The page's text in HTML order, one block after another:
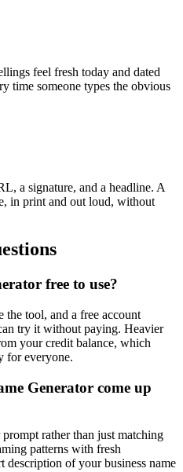
feel fresh today and dated
time someone types the obvious
a signature, and a headline. A
in print and out loud, without
free to use?
the tool, and a free account
try it without paying. Heavier
your credit balance, which
for everyone.
Generator come up
rather than just matching
patterns with fresh
description of your business name